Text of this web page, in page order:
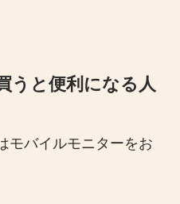
うと便利になる人
モバイルモニターをお